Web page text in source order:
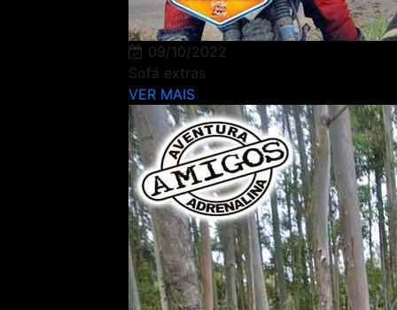
09/10/2022
Sofá extras
VER MAIS